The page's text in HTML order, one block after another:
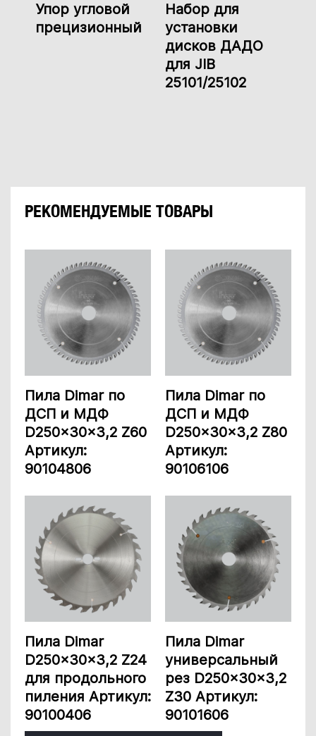
Упор угловой
прецизионный
Набор для
установки
дисков ДАДО
для JIB
25101/25102
РЕКОМЕНДУЕМЫЕ ТОВАРЫ
Пила Dimar по
ДСП и МДФ
D250x30x3,2 Z60
Артикул:
90104806
Пила Dimar по
ДСП и МДФ
D250x30x3,2 Z80
Артикул:
90106106
Пила Dimar
D250x30x3,2 Z24
для продольного
пиления Артикул:
90100406
Пила Dimar
универсальный
рез D250x30x3,2
Z30 Артикул:
90101606